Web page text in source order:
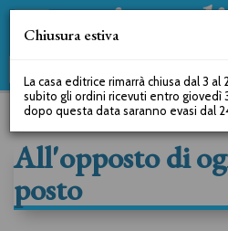
All'opposto di
posto
Chiusura estiva
La casa editrice rimarrà chiusa dal 3
subito gli ordini ricevuti entro giovedì
dopo questa data saranno evasi dal